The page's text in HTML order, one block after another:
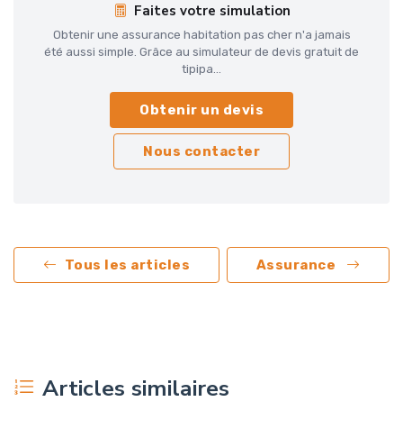
Faites votre simulation
Obtenir une assurance habitation pas cher n'a jamais
été aussi simple. Grâce au simulateur de devis gratuit de
tipipa...
Obtenir un devis
Nous contacter
Tous les articles Assurance
Articles similaires